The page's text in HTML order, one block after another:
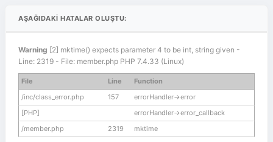
AŞAĞIDAKI HATALAR OLUŞTU:
Warning [2] mktime() expects parameter 4 to be int, string given -
Line: 2319 - File: member.php PHP 7.4.33 (Linux)
File Line
Function
/inc/class_error.php
157
errorHandler->error
[PHP]
errorHandler->error_callback
/member.php
2319 mktime